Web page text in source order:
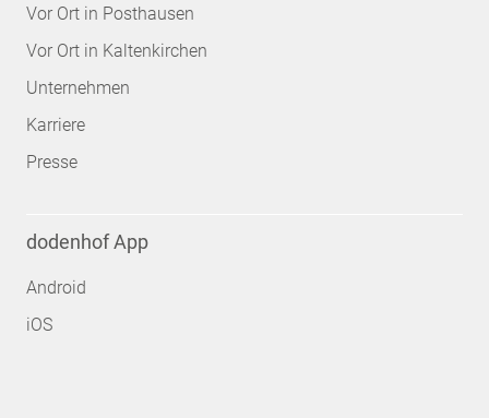
Vor Ort in Posthausen
Vor Ort in Kaltenkirchen
Unternehmen
Karriere
Presse
dodenhof App
Android
iOS